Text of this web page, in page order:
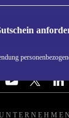
-
FOLGE UNS